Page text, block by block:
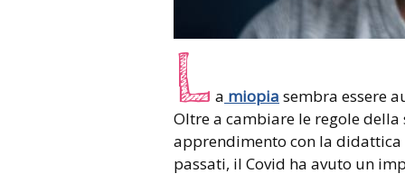
L a miopia sembra essere
Oltre a cambiare le regole
apprendimento con la
passati, il Covid ha avuto un